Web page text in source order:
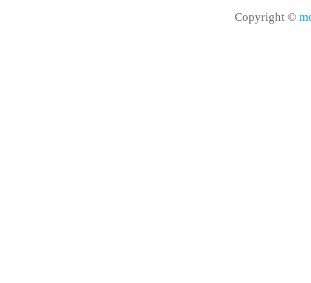
Copyright ©